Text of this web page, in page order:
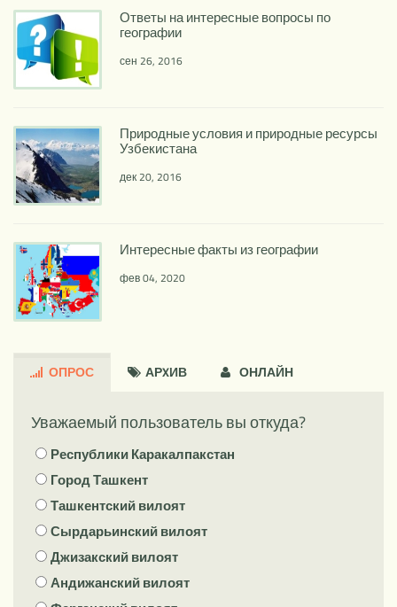
Ответы на интересные вопросы по
географии
сен 26, 2016
Природные условия и природные ресурсы
Узбекистана
дек 20, 2016
Интересные факты из географии
фев 04, 2020
ОПРОС АРXИВ ОНЛАЙН
Уважаемый пользователь вы откуда?
Республики Каракалпакстан
Город Ташкент
Ташкентский вилоят
Сырдарьинский вилоят
Джизакский вилоят
Андижанский вилоят